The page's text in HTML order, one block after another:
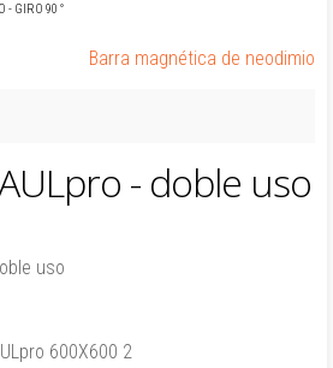
- GIRO 90 °
Barra magnética de neodimio
- doble uso
uso